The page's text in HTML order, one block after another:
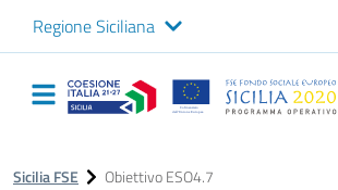
Regione Siciliana
Logo Sicilia FSE
Navigazione
principale
Sicilia FSE Obiettivo ESO4.7